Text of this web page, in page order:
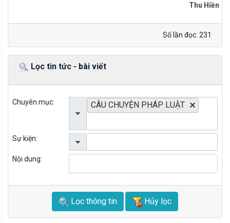
Thu Hiền
Số lần đọc: 231
Lọc tin tức - bài viết
Chuyên mục: CÂU CHUYỆN PHÁP LUẬT
Sự kiện:
Nội dung:
Lọc thông tin Hủy lọc